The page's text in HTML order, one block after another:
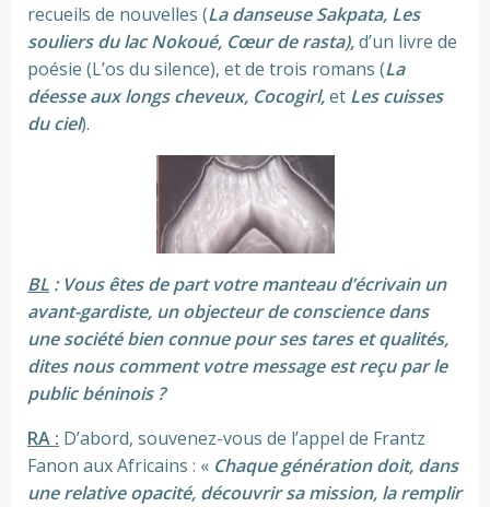
recueils de nouvelles (La danseuse Sakpata, Les
souliers du lac Nokoué, Cœur de rasta),d’un livre de
poésie (L’os du silence), et de trois romans (La
déesse aux longs cheveux, Cocogirl,et Les cuisses
du ciel).
BL : Vous êtes de part votre manteau d’écrivain un
avant-gardiste, un objecteur de conscience dans
une société bien connue pour ses tares et qualités,
dites nous comment votre message est reçu par le
public béninois ?
RA : D’abord, souvenez-vous de l’appel de Frantz
Fanon aux Africains : « Chaque génération doit, dans
une relative opacité, découvrir sa mission, la remplir